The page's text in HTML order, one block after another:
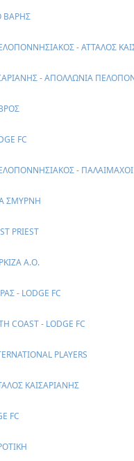
ΒΑΡΗΣ
- ΑΤΤΑΛΟΣ
- ΑΠΟΛΛΩΝΙΑ
FC
- ΠΑΛΑΙΜΑΧΟΙ
ΣΜΥΡΝΗ
PRIEST
Α.Ο.
- LODGE FC
COAST - LODGE FC
PLAYERS
ΚΑΙΣΑΡΙΑΝΗΣ
FC